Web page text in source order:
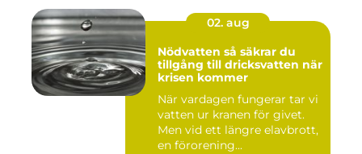
02. aug
Nödvatten så säkrar du
tillgång till dricksvatten när
krisen kommer
När vardagen fungerar tar vi
vatten ur kranen för givet.
Men vid ett längre elavbrott,
en förorening...